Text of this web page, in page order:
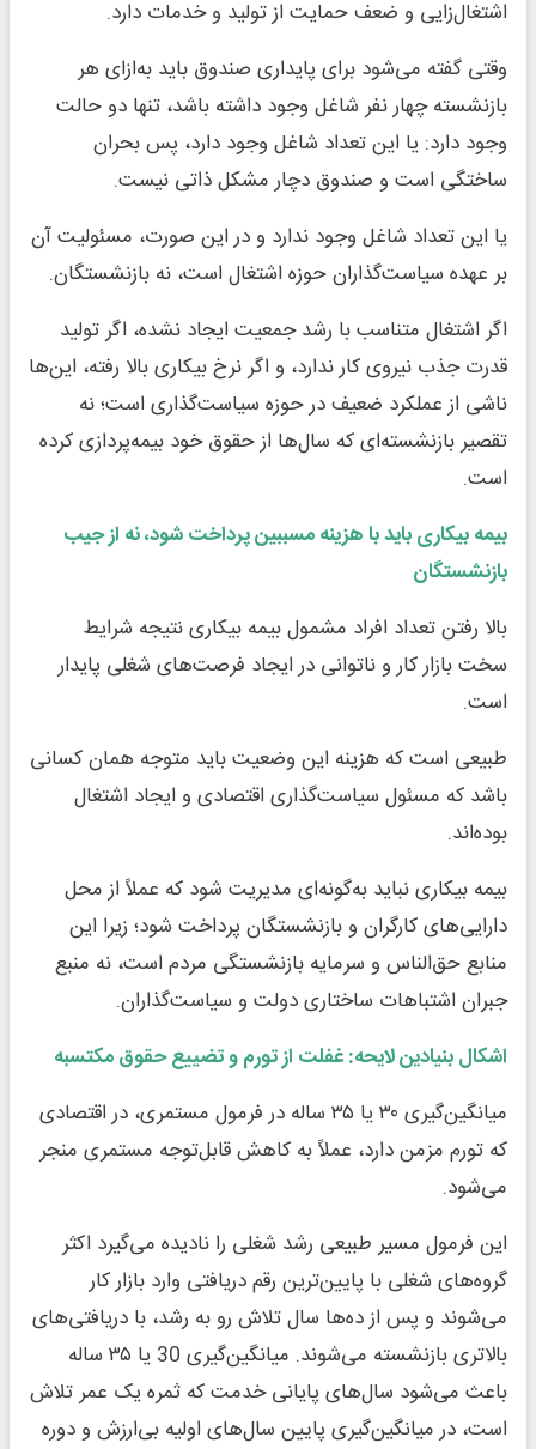
اشتغال‌زایی و ضعف حمایت از تولید و خدمات دارد.
وقتی گفته می‌شود برای پایداری صندوق باید به‌ازای هر
بازنشسته چهار نفر شاغل وجود داشته باشد، تنها دو حالت
وجود دارد: یا این تعداد شاغل وجود دارد، پس بحران
ساختگی است و صندوق دچار مشکل ذاتی نیست.
یا این تعداد شاغل وجود ندارد و در این صورت، مسئولیت آن
بر عهده سیاست‌گذاران حوزه اشتغال است، نه بازنشستگان.
اگر اشتغال متناسب با رشد جمعیت ایجاد نشده، اگر تولید
قدرت جذب نیروی کار ندارد، و اگر نرخ بیکاری بالا رفته، این‌ها
ناشی از عملکرد ضعیف در حوزه سیاست‌گذاری است؛ نه
تقصیر بازنشسته‌ای که سال‌ها از حقوق خود بیمه‌پردازی کرده
است.
بیمه بیکاری باید با هزینه مسببین پرداخت شود، نه از جیب
بازنشستگان
بالا رفتن تعداد افراد مشمول بیمه بیکاری نتیجه شرایط
سخت بازار کار و ناتوانی در ایجاد فرصت‌های شغلی پایدار
است.
طبیعی است که هزینه این وضعیت باید متوجه همان کسانی
باشد که مسئول سیاست‌گذاری اقتصادی و ایجاد اشتغال
بوده‌اند.
بیمه بیکاری نباید به‌گونه‌ای مدیریت شود که عملاً از محل
دارایی‌های کارگران و بازنشستگان پرداخت شود؛ زیرا این
منابع حق‌الناس و سرمایه بازنشستگی مردم است، نه منبع
جبران اشتباهات ساختاری دولت و سیاست‌گذاران.
اشکال بنیادین لایحه: غفلت از تورم و تضییع حقوق مکتسبه
میانگین‌گیری ۳۰ یا ۳۵ ساله در فرمول مستمری، در اقتصادی
که تورم مزمن دارد، عملاً به کاهش قابل‌توجه مستمری منجر
می‌شود.
این فرمول مسیر طبیعی رشد شغلی را نادیده می‌گیرد اکثر
گروه‌های شغلی با پایین‌ترین رقم دریافتی وارد بازار کار
می‌شوند و پس از ده‌ها سال تلاش رو به رشد، با دریافتی‌های
بالاتری بازنشسته می‌شوند. میانگین‌گیری 30 یا ۳۵ ساله
باعث می‌شود سال‌های پایانی خدمت که ثمره یک عمر تلاش
است، در میانگین‌گیری پایین سال‌های اولیه بی‌ارزش و دوره